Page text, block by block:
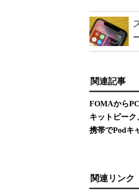
関連記事
FOMAから
キットピーク
携帯でPodキ
関連リンク